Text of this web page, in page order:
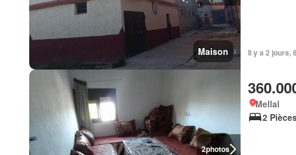
Maison Il y a 2 jours,
2photos
Mellal
2